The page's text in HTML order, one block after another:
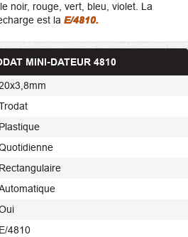
noir, rouge, vert, bleu, violet. La
est la E/4810.
MINI-DATEUR 4810
Plastique
Rectangulaire
E/4810